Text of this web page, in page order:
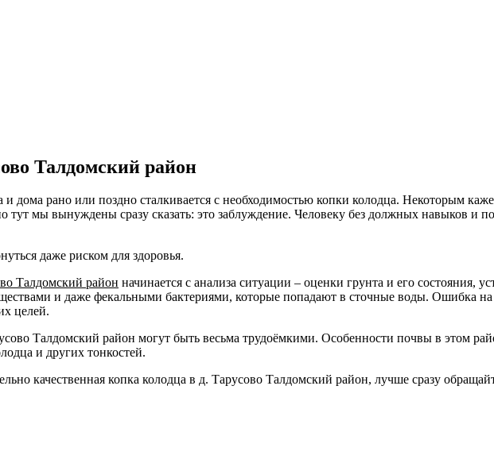
Талдомский район
дома рано или поздно сталкивается с необходимостью копки колодца. Некоторым
мы вынуждены сразу сказать: это заблуждение. Человеку без должных навыков и
даже риском для здоровья.
Талдомский район начинается с анализа ситуации – оценки грунта и его состояния,
и даже фекальными бактериями, которые попадают в сточные воды. Ошибка на
целей.
Талдомский район могут быть весьма трудоёмкими. Особенности почвы в этом
и других тонкостей.
качественная копка колодца в д. Тарусово Талдомский район, лучше сразу